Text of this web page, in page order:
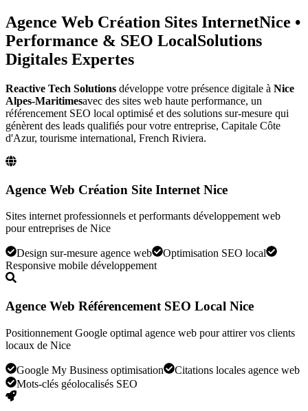
Agence Web Création Sites InternetNice •
Performance & SEO LocalSolutions
Digitales Expertes
Reactive Tech Solutions développe votre présence digitale à Nice
Alpes-Maritimesavec des sites web haute performance, un
référencement SEO local optimisé et des solutions sur-mesure qui
génèrent des leads qualifiés pour votre entreprise, Capitale Côte
d'Azur, tourisme international, French Riviera.
Agence Web Création Site Internet Nice
Sites internet professionnels et performants développement web
pour entreprises de Nice
Design sur-mesure agence web
Optimisation SEO local
Responsive mobile développement
Agence Web Référencement SEO Local Nice
Positionnement Google optimal agence web pour attirer vos clients
locaux de Nice
Google My Business optimisation
Citations locales agence web
Mots-clés géolocalisés SEO